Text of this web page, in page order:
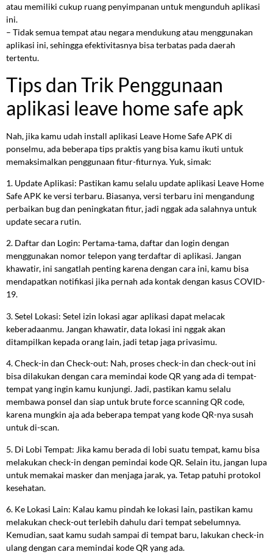
atau memiliki cukup ruang penyimpanan untuk mengunduh aplikasi
ini.
– Tidak semua tempat atau negara mendukung atau menggunakan
aplikasi ini, sehingga efektivitasnya bisa terbatas pada daerah
tertentu.
Tips dan Trik Penggunaan
aplikasi leave home safe apk
Nah, jika kamu udah install aplikasi Leave Home Safe APK di
ponselmu, ada beberapa tips praktis yang bisa kamu ikuti untuk
memaksimalkan penggunaan fitur-fiturnya. Yuk, simak:
1. Update Aplikasi: Pastikan kamu selalu update aplikasi Leave Home
Safe APK ke versi terbaru. Biasanya, versi terbaru ini mengandung
perbaikan bug dan peningkatan fitur, jadi nggak ada salahnya untuk
update secara rutin.
2. Daftar dan Login: Pertama-tama, daftar dan login dengan
menggunakan nomor telepon yang terdaftar di aplikasi. Jangan
khawatir, ini sangatlah penting karena dengan cara ini, kamu bisa
mendapatkan notifikasi jika pernah ada kontak dengan kasus COVID-
19.
3. Setel Lokasi: Setel izin lokasi agar aplikasi dapat melacak
keberadaanmu. Jangan khawatir, data lokasi ini nggak akan
ditampilkan kepada orang lain, jadi tetap jaga privasimu.
4. Check-in dan Check-out: Nah, proses check-in dan check-out ini
bisa dilakukan dengan cara memindai kode QR yang ada di tempat-
tempat yang ingin kamu kunjungi. Jadi, pastikan kamu selalu
membawa ponsel dan siap untuk brute force scanning QR code,
karena mungkin aja ada beberapa tempat yang kode QR-nya susah
untuk di-scan.
5. Di Lobi Tempat: Jika kamu berada di lobi suatu tempat, kamu bisa
melakukan check-in dengan pemindai kode QR. Selain itu, jangan lupa
untuk memakai masker dan menjaga jarak, ya. Tetap patuhi protokol
kesehatan.
6. Ke Lokasi Lain: Kalau kamu pindah ke lokasi lain, pastikan kamu
melakukan check-out terlebih dahulu dari tempat sebelumnya.
Kemudian, saat kamu sudah sampai di tempat baru, lakukan check-in
ulang dengan cara memindai kode QR yang ada.